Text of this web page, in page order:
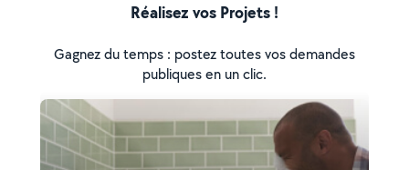
Réalisez vos Projets !
Gagnez du temps : postez toutes vos demandes
publiques en un clic.